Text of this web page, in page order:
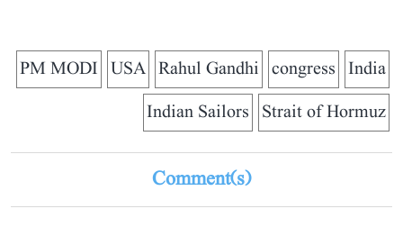
India
congress
Rahul Gandhi
USA
PM MODI
Strait of Hormuz
Indian Sailors
Comment(s)